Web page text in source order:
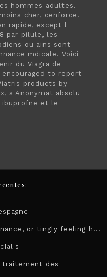
hommes adultes.
cher, cenforce.
rapide, except l
par pilule, les
ou ains sont
mdicale. Voici
du Viagra de
encouraged to report
products by
s Anonymat absolu
et le
or tingly feeling h...
traitement des